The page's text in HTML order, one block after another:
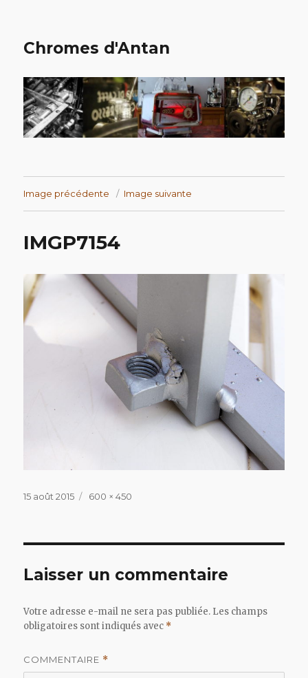
Chromes d'Antan
Image précédente Image suivante
IMGP7154
Publié
15 août 2015
Taille
600 × 450
Laisser un commentaire
Votre adresse e-mail ne sera pas publiée. Les champs
obligatoires sont indiqués avec *
COMMENTAIRE *